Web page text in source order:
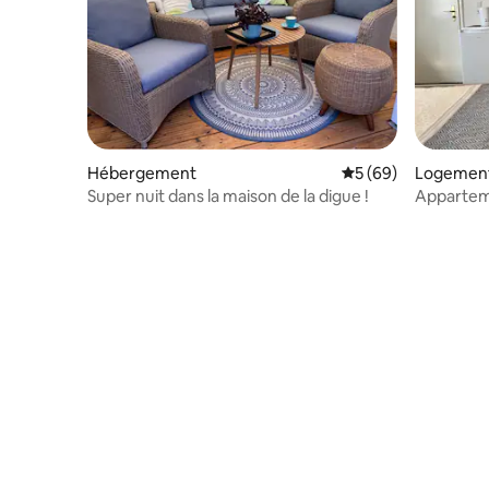
Hébergement Évaluation
5 (69)
Super nuit dans la maison de la digue !